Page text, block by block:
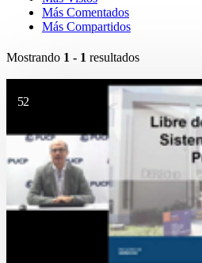
Más Comentados
Más Compartidos
Mostrando 1 - 1 resultados
52